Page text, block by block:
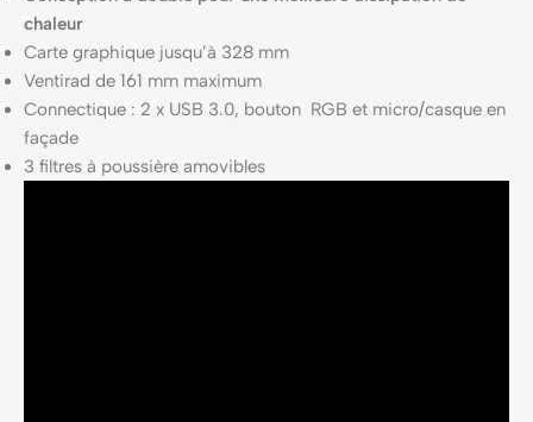
chaleur
Carte graphique jusqu’à 328 mm
Ventirad de 161 mm maximum
Connectique : 2 x USB 3.0, bouton RGB et micro/casque en
façade
3 filtres à poussière amovibles